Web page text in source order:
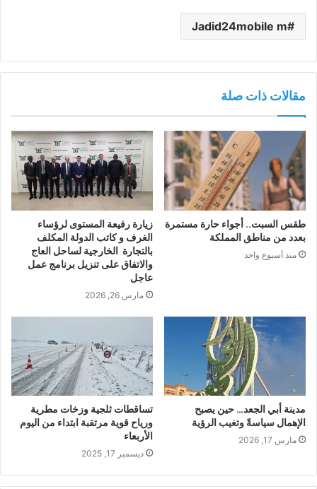
Jadid24mobile m
مقالات ذات صلة
طقس السبت.. أجواء حارة مستمرة
بعدد من مناطق المملكة
منذ أسبوع واحد
زيارة رفيعة المستوى لرؤساء
الغرف و كاتب الدولة المكلف
بالتجارة الخارجية لساحل العاج
والاتفاق على تنزيل برنامج عمل
عاجل
مارس 26, 2026
مدينة أبي الجعد… حين يصبح
الإهمال سياسةً وتغيب الرؤية
مارس 17, 2026
تساقطات ثلجية وزخات مطرية
ورياح قوية مرتقبة ابتداء من اليوم
الأربعاء
ديسمبر 17, 2025